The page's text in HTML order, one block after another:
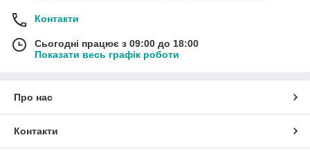
Контакти
Сьогодні працює з 09:00 до 18:00
Показати весь графік роботи
Про нас
Контакти